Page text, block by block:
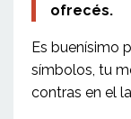
ofrecés.
Es buenísimo
símbolos, tu
contras en el